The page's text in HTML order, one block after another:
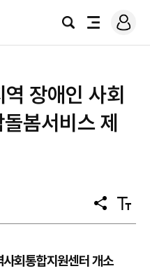
검
전
로
그
장애인 사회
봄서비스 제
공
유
텍
스
회통합지원센터 개소